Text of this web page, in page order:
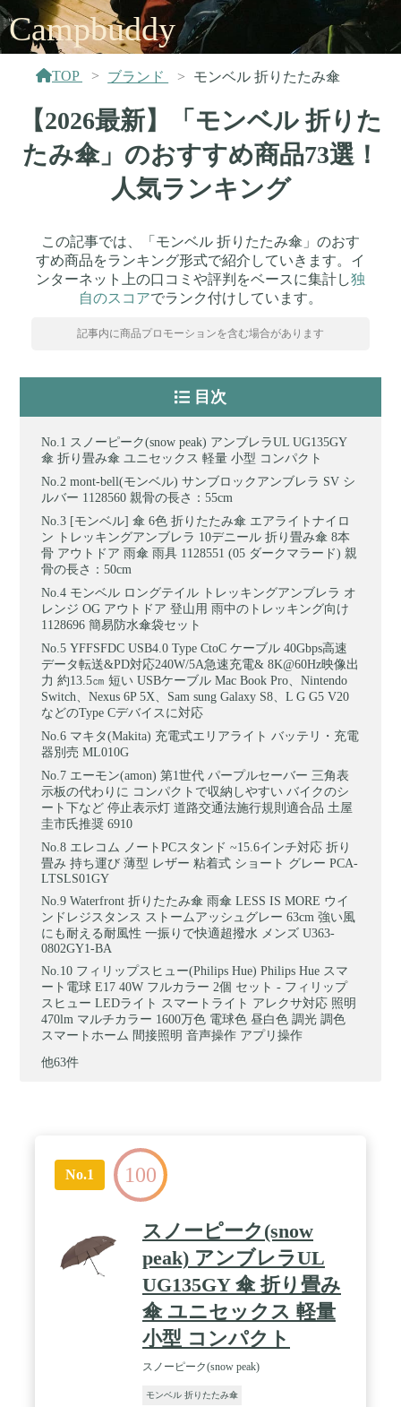
Campbuddy
TOP ブランド モンベル 折りたたみ傘
【2026最新】「モンベル 折りた
たみ傘」のおすすめ商品73選！
人気ランキング
この記事では、「モンベル 折りたたみ傘」のおす
すめ商品をランキング形式で紹介していきます。イ
ンターネット上の口コミや評判をベースに集計し独
自のスコアでランク付けしています。
記事内に商品プロモーションを含む場合があります
目次
スノーピーク(snow peak) アンブレラUL UG135GY
傘 折り畳み傘 ユニセックス 軽量 小型 コンパクト
mont-bell(モンベル) サンブロックアンブレラ SV シ
ルバー 1128560 親骨の長さ：55cm
[モンベル] 傘 6色 折りたたみ傘 エアライトナイロ
ン トレッキングアンブレラ 10デニール 折り畳み傘 8本
骨 アウトドア 雨傘 雨具 1128551 (05 ダークマラード) 親
骨の長さ：50cm
モンベル ロングテイル トレッキングアンブレラ オ
レンジ OG アウトドア 登山用 雨中のトレッキング向け
1128696 簡易防水傘袋セット
YFFSFDC USB4.0 Type CtoC ケーブル 40Gbps高速
データ転送&PD対応240W/5A急速充電& 8K@60Hz映像出
力 約13.5㎝ 短い USBケーブル Mac Book Pro、Nintendo
Switch、Nexus 6P 5X、Sam sung Galaxy S8、L G G5 V20
などのType Cデバイスに対応
マキタ(Makita) 充電式エリアライト バッテリ・充電
器別売 ML010G
エーモン(amon) 第1世代 パープルセーバー 三角表
示板の代わりに コンパクトで収納しやすい バイクのシ
ート下など 停止表示灯 道路交通法施行規則適合品 土屋
圭市氏推奨 6910
エレコム ノートPCスタンド ~15.6インチ対応 折り
畳み 持ち運び 薄型 レザー 粘着式 ショート グレー PCA-
LTSLS01GY
Waterfront 折りたたみ傘 雨傘 LESS IS MORE ウイ
ンドレジスタンス ストームアッシュグレー 63cm 強い風
にも耐える耐風性 一振りで快適超撥水 メンズ U363-
0802GY1-BA
フィリップスヒュー(Philips Hue) Philips Hue スマ
ート電球 E17 40W フルカラー 2個 セット - フィリップ
スヒュー LEDライト スマートライト アレクサ対応 照明
470lm マルチカラー 1600万色 電球色 昼白色 調光 調色
スマートホーム 間接照明 音声操作 アプリ操作
他63件
No.1 100
スノーピーク(snow
peak) アンブレラUL
UG135GY 傘 折り畳み
傘 ユニセックス 軽量
小型 コンパクト
スノーピーク(snow peak)
モンベル 折りたたみ傘